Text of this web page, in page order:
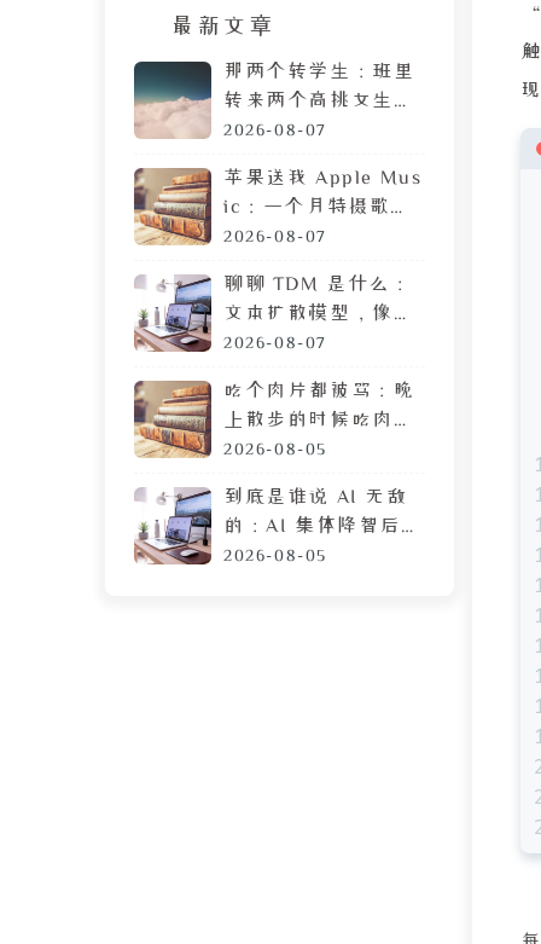
最新文章
那两个转学生：班里
转来两个高挑女生，
拷贝 MP3 居然是喜
2026-08-07
苹果送我 Apple Mus
ic：一个月特摄歌曲
搜索体验，让我果断
2026-08-07
聊聊 TDM 是什么：
文本扩散模型，像生
成图片一样生成文章
2026-08-07
吃个肉片都被骂：晚
上散步的时候吃肉
脯，遭陌生人鄙视的
2026-08-05
到底是谁说 AI 无敌
的：AI 集体降智后，
DeepSeek 让我彻底
2026-08-05